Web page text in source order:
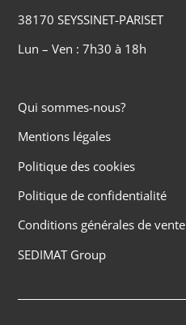
38170 SEYSSINET-PARISET
Lun – Ven : 7h30 à 18h
Qui sommes-nous?
Mentions légales
Politique des cookies
Politique de confidentialité
Conditions générales de vente
SEDIMAT Group